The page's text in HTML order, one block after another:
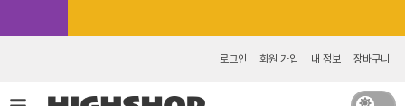
건
로그인 회원 가입 내 정보 장바구니